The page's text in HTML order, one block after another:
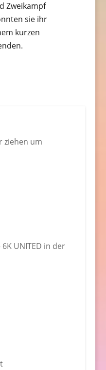
Zweikampf
sie ihr
kurzen
ziehen um
UNITED in der